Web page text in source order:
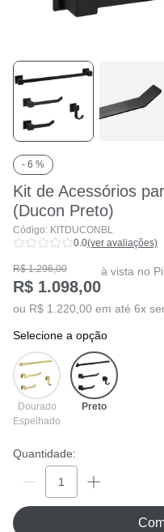
- 6 %
Kit de Acessórios
(Ducon Preto)
Código: KITDUCONBL
0.0(ver avaliações)
R$ 1.296,00
R$ 1.098,00
à vista no
ou R$ 1.220,00 em até 6x
selecione a opção
Dourado
Espelhado
Preto
Quantidade: